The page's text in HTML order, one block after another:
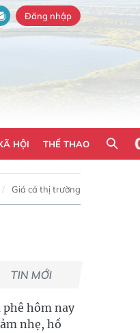
Đăng nhập
HỘI THỂ THAO
Giá cả thị trường
TIN MỚI
phê hôm nay
nhẹ, hồ